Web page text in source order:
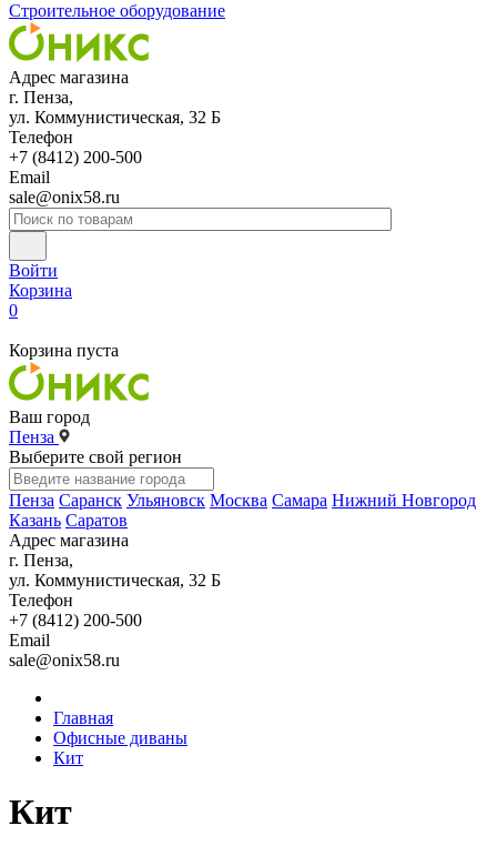
Строительное оборудование
Адрес магазина
г. Пенза,
ул. Коммунистическая, 32 Б
Телефон
+7 (8412) 200-500
Email
sale@onix58.ru
Войти
Корзина
0
Корзина пуста
Ваш город
Пенза
Выберите свой регион
Пенза Саранск Ульяновск Москва Самара Нижний Новгород
Казань Саратов
Адрес магазина
г. Пенза,
ул. Коммунистическая, 32 Б
Телефон
+7 (8412) 200-500
Email
sale@onix58.ru
Главная
Офисные диваны
Кит
Кит